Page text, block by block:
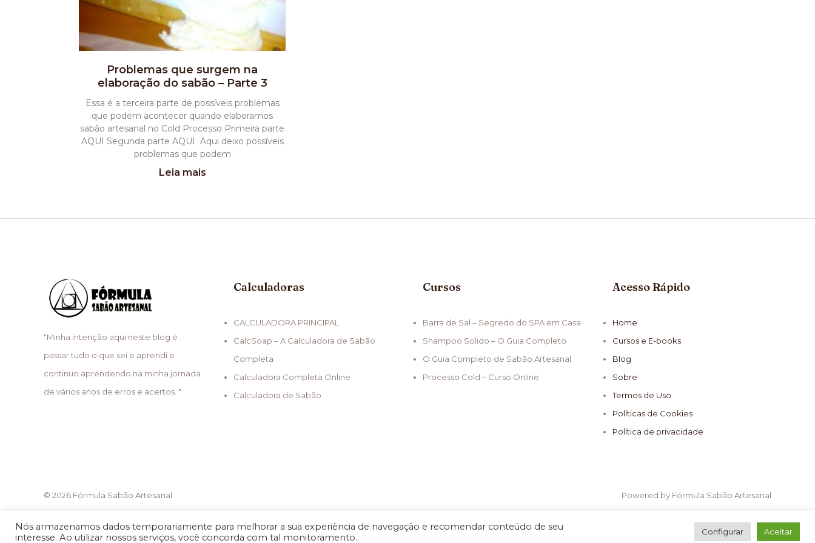
Problemas que surgem na
elaboração do sabão – Parte 3
Essa é a terceira parte de possíveis problemas
que podem acontecer quando elaboramos
sabão artesanal no Cold Processo Primeira parte
AQUI Segunda parte AQUI Aqui deixo possíveis
problemas que podem
Leia mais
"Minha intenção aqui neste blog é
passar tudo o que sei e aprendi e
continuo aprendendo na minha jornada
de vários anos de erros e acertos. "
Calculadoras
CALCULADORA PRINCIPAL
CalcSoap – A Calculadora de Sabão
Completa
Calculadora Completa Online
Calculadora de Sabão
Cursos
Barra de Sal – Segredo do SPA em Casa
Shampoo Solido – O Guia Completo
O Guia Completo de Sabão Artesanal
Processo Cold – Curso Online
Acesso Rápido
Home
Cursos e E-books
Blog
Sobre
Termos de Uso
Políticas de Cookies
Política de privacidade
© 2026 Fórmula Sabão Artesanal Powered by Fórmula Sabão Artesanal
Nós armazenamos dados temporariamente para melhorar a sua experiência de navegação e recomendar conteúdo de seu
interesse. Ao utilizar nossos serviços, você concorda com tal monitoramento.
Configurar Aceitar